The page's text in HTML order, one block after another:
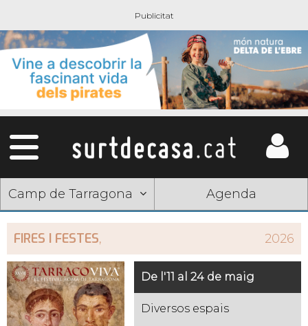
Camp de Tarragona Agenda
FIRES I FESTES, 2026
De l'11 al 24 de maig
Diversos espais